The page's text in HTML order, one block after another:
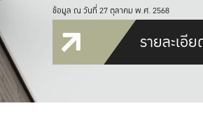
ข้อมูล ณ วันที่ 27 ตุลาคม พ.ศ. 2568
รายละเอี